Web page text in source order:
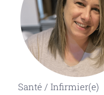
Santé / Infirmier(e)